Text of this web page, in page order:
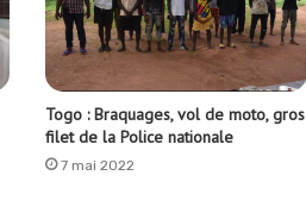
Togo : Braquages, vol de moto, gros
filet de la Police nationale
7 mai 2022